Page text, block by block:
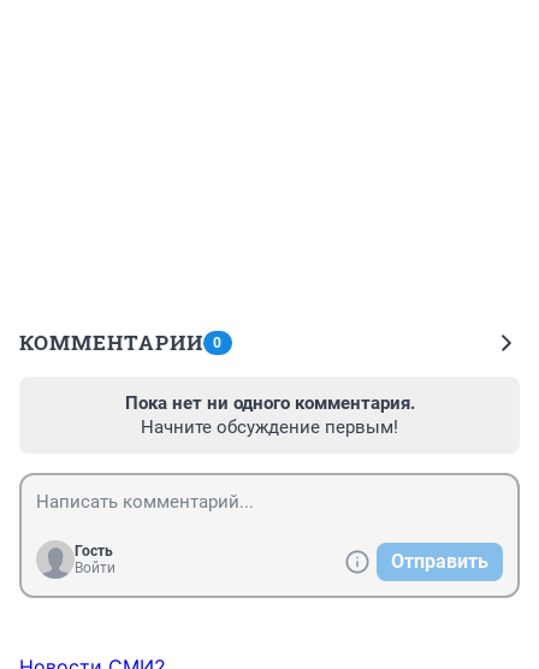
КОММЕНТАРИИ 0
Пока нет ни одного комментария.
Начните обсуждение первым!
Гость
Войти
Отправить